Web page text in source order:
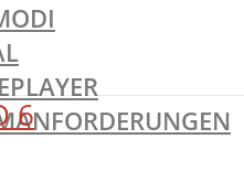
6